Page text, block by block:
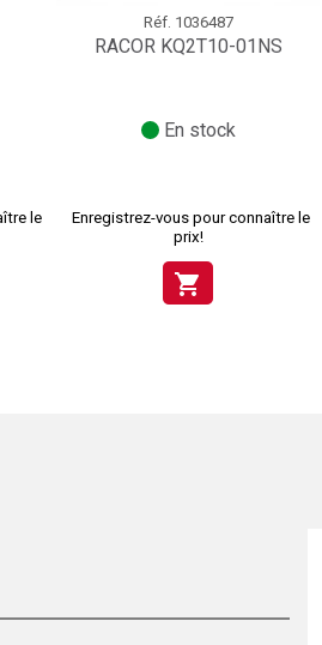
le
Réf. 1036487
RACOR KQ2T10-01NS
En stock
Enregistrez-vous pour connaître le
prix!
shopping_cart